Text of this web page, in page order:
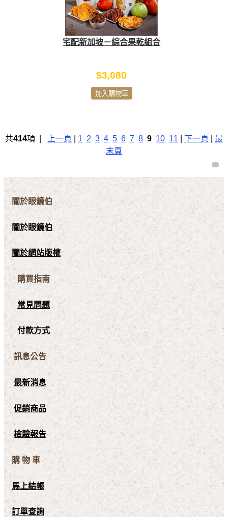
宅配新加坡－綜合果乾組合
$3,080
加入購物車
共414項 | 上一頁 1 2 3 4 5 6 7 8 9 10 11 下一頁
最
末頁
關於眼鏡伯
關於眼鏡伯
關於網站版權
購買指南
常見問題
付款方式
訊息公告
最新消息
促銷商品
檢驗報告
購 物 車
馬上結帳
訂單查詢